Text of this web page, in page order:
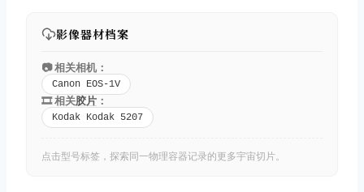
影像器材档案
📷 相关相机：
Canon EOS-1V
🎞️ 相关胶片 ：
Kodak Kodak 5207
点击型号标签，探索同一物理容器记录的更多宇宙切片。